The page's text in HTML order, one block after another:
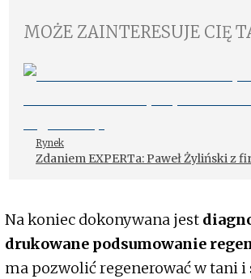
MOŻE ZAINTERESUJE CIĘ
Rynek
Zdaniem EXPERTa: Paweł Żyliński z
Na koniec dokonywana jest
drukowane podsumowanie
ma pozwolić regenerować w tani i